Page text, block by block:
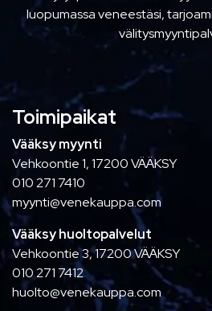
luopumassa veneestäsi,
Toimipaikat
Vääksy myynti
Vehkoontie 1, 17200 VÄÄKSY
010 271 7410
myynti@venekauppa.com
Vääksy huoltopalvelut
Vehkoontie 3, 17200 VÄÄKSY
010 271 7412
huolto@venekauppa.com